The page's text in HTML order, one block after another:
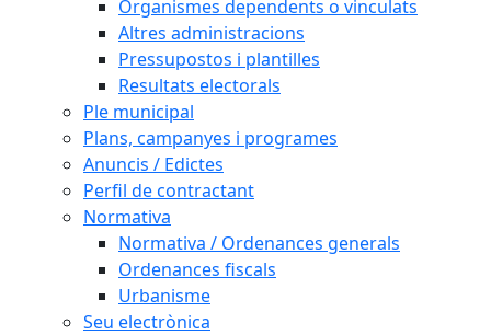
Organismes dependents o vinculats
Altres administracions
Pressupostos i plantilles
Resultats electorals
Ple municipal
Plans, campanyes i programes
Anuncis / Edictes
Perfil de contractant
Normativa
Normativa / Ordenances generals
Ordenances fiscals
Urbanisme
Seu electrònica